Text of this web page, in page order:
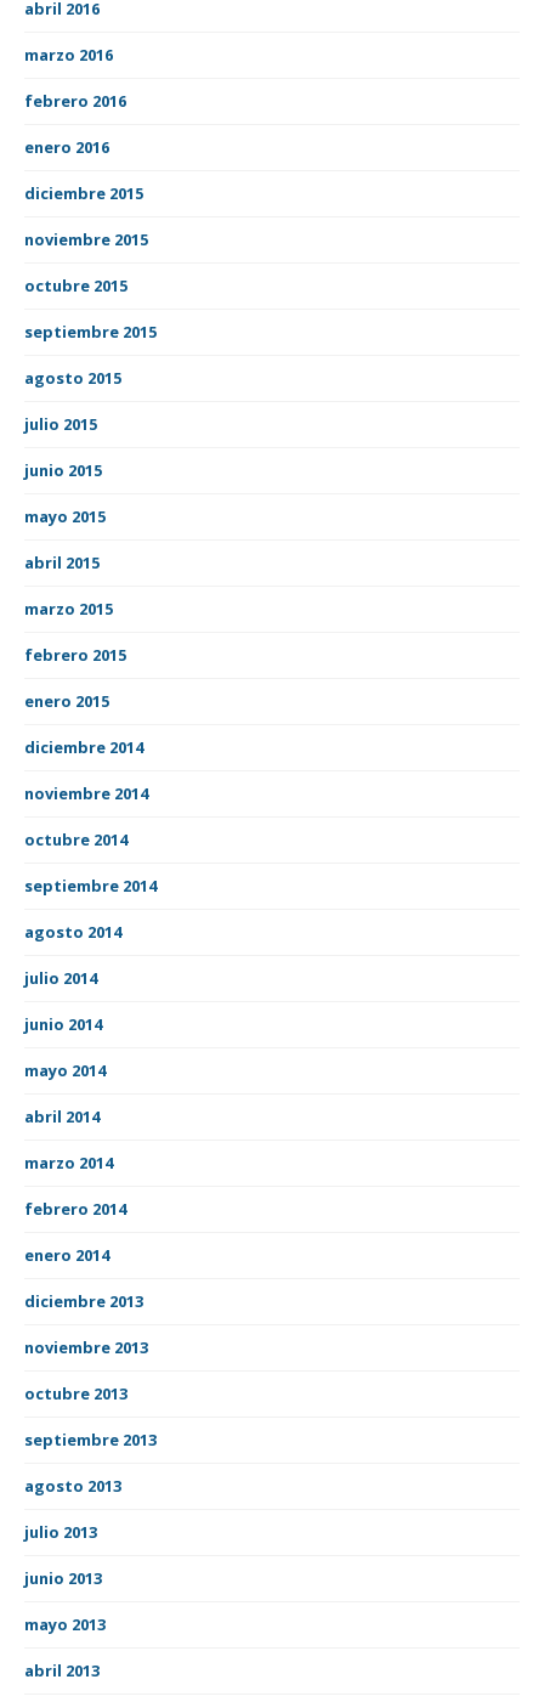
abril 2016
marzo 2016
febrero 2016
enero 2016
diciembre 2015
noviembre 2015
octubre 2015
septiembre 2015
agosto 2015
julio 2015
junio 2015
mayo 2015
abril 2015
marzo 2015
febrero 2015
enero 2015
diciembre 2014
noviembre 2014
octubre 2014
septiembre 2014
agosto 2014
julio 2014
junio 2014
mayo 2014
abril 2014
marzo 2014
febrero 2014
enero 2014
diciembre 2013
noviembre 2013
octubre 2013
septiembre 2013
agosto 2013
julio 2013
junio 2013
mayo 2013
abril 2013